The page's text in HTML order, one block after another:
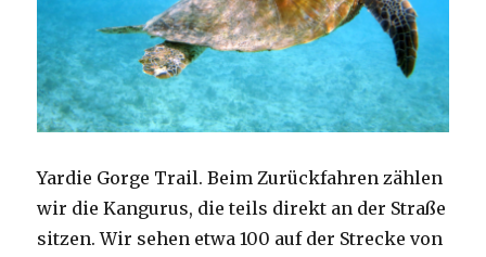
Yardie Gorge Trail. Beim Zurückfahren zählen
wir die Kangurus, die teils direkt an der Straße
sitzen. Wir sehen etwa 100 auf der Strecke von